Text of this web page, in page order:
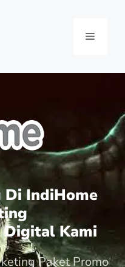
IndiHome
Kami
Paket Promo